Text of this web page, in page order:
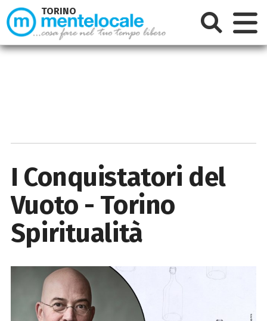
I Conquistatori del
Vuoto - Torino
Spiritualità
TORINO